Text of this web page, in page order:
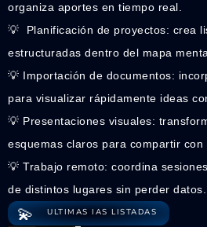
organiza aportes en tiempo real.
💡 ️ Planificación de proyectos: crea
estructuradas dentro del mapa
💡 Importación de documentos:
para visualizar rápidamente ideas
💡 Presentaciones visuales:
esquemas claros para compartir con
💡 Trabajo remoto: coordina
de distintos lugares sin perder datos.
💫 ULTIMAS IAS LISTADAS